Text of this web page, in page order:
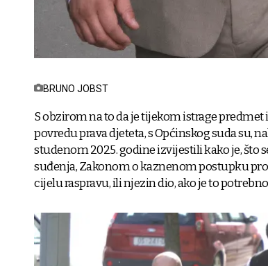
BRUNO JOBST
S obzirom na to da je tijekom istrage
povredu prava djeteta, s Općinskog suda su,
studenom 2025. godine izvijestili kako je, što
suđenja, Zakonom o kaznenom postupku
cijelu raspravu, ili njezin dio, ako je to